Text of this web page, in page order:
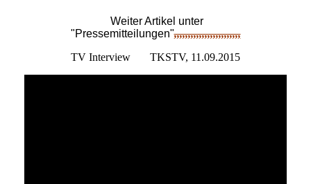
Weiter Artikel unter
"Pressemitteilungen",,,,,,,,,,,,,,,,,,,,,,,,
TV Interview TKSTV, 11.09.2015